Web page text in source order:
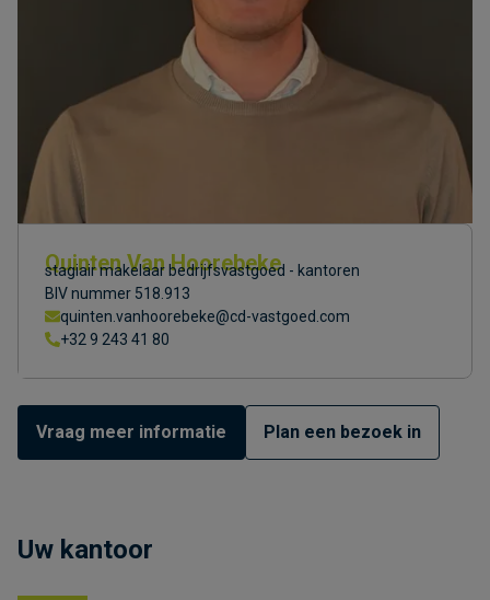
Quinten Van Hoorebeke
stagiair makelaar bedrijfsvastgoed - kantoren
BIV nummer 518.913
quinten.vanhoorebeke@cd-vastgoed.com
+32 9 243 41 80
Vraag meer informatie Plan een bezoek in
Uw kantoor